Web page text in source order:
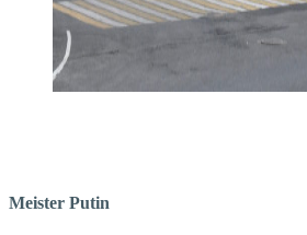
Meister Putin